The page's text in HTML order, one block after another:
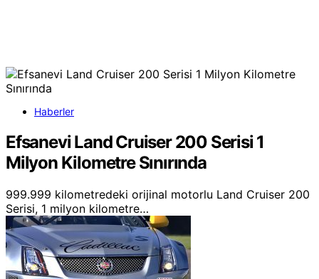
Haberler
Efsanevi Land Cruiser 200 Serisi 1
Milyon Kilometre Sınırında
999.999 kilometredeki orijinal motorlu Land Cruiser 200
Serisi, 1 milyon kilometre…